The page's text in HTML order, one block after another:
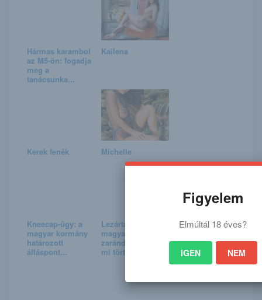
Hármas karambol
az M5-ön: fogadja
meg a
tanácsunka...
Kailena
Kerek fenék Michelle
Kneecap-ügy: a
magyar kormány
határozott
álláspont...
Lezárták a híres
magyar
zarándokhelyet –
mi történ...
Figyelem
Elmúltál 18 éves?
IGEN NEM